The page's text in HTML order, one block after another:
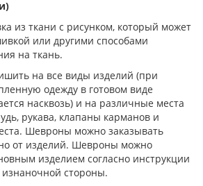
из ткани с рисунком, который может
или другими способами
на ткань.
на все виды изделий (при
одежду в готовом виде
насквозь) и на различные места
рукава, клапаны карманов и
Шевроны можно заказывать
от изделий. Шевроны можно
изделием согласно инструкции
изнаночной стороны.